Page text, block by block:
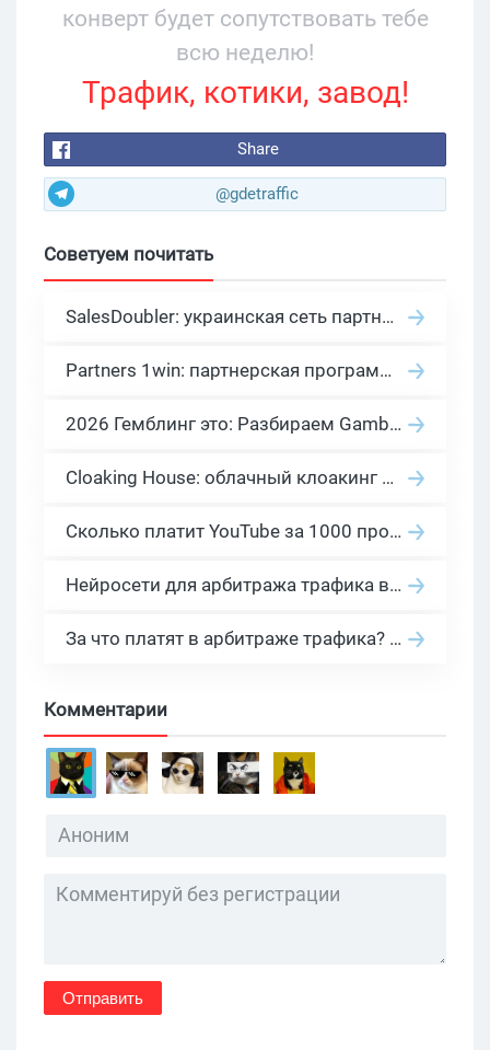
конверт будет сопутствовать тебе
всю неделю!
Трафик, котики, завод!
Share
@gdetraffic
Советуем почитать
SalesDoubler: украинская сеть партнерских программ с оплатой за действие
Partners 1win: партнерская программа казино в нише гемблинг арбитраж
2026 Гемблинг это: Разбираем Gambling вертикаль, и все что связано с гемблинг и беттинг офферами
Cloaking House: облачный клоакинг для фильтрации ботов FB и Google Ads — гайд PHP-интеграции 2026
Сколько платит YouTube за 1000 просмотров в 2026: реальные цифры от 0.5 до 36 USD по ГЕО
Нейросети для арбитража трафика в 2026: инструменты, кейсы и AI-медиабайеры
За что платят в арбитраже трафика? 30 моделей оплаты в бурж и СНГ партнерках
Комментарии
Отправить